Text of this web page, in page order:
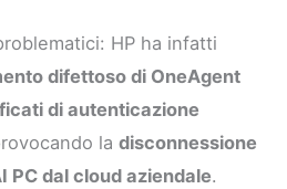
HP ha infatti
difettoso di OneAgent
di autenticazione
ladisconnessione
PC dal cloud aziendale.